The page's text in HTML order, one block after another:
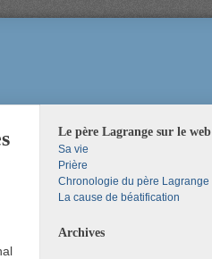
Le père Lagrange sur le web
Sa vie
Prière
Chronologie du père Lagrange
La cause de béatification
Archives